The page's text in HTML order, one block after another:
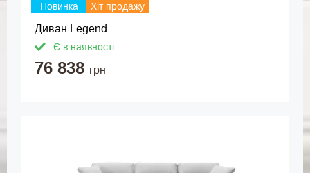
Новинка Хіт продажу
Диван Legend
Є в наявності
76 838 грн